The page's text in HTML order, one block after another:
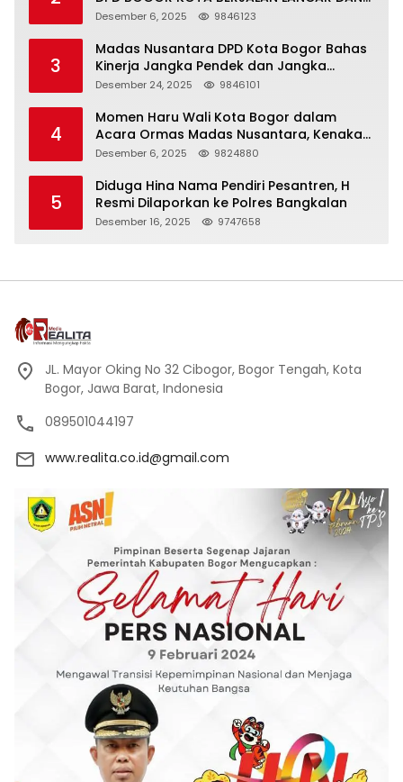
KHIDMAT
Desember 6, 2025 9846123
3
Madas Nusantara DPD Kota Bogor Bahas
Kinerja Jangka Pendek dan Jangka
Panjang
Desember 24, 2025 9846101
4
Momen Haru Wali Kota Bogor dalam
Acara Ormas Madas Nusantara, Kenakan
Peci Hitam Tinggi sebagai Simbol
Desember 6, 2025 9824880
5
Diduga Hina Nama Pendiri Pesantren, H
Resmi Dilaporkan ke Polres Bangkalan
Desember 16, 2025 9747658
JL. Mayor Oking No 32 Cibogor, Bogor Tengah, Kota
Bogor, Jawa Barat, Indonesia
089501044197
www.realita.co.id@gmail.com